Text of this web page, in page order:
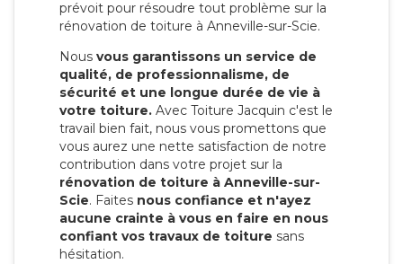
prévoit pour résoudre tout problème sur la
rénovation de toiture à Anneville-sur-Scie.
Nous vous garantissons un service de
qualité, de professionnalisme, de
sécurité et une longue durée de vie à
votre toiture. Avec Toiture Jacquin c'est le
travail bien fait, nous vous promettons que
vous aurez une nette satisfaction de notre
contribution dans votre projet sur la
rénovation de toiture à Anneville-sur-
Scie. Faites nous confiance et n'ayez
aucune crainte à vous en faire en nous
confiant vos travaux de toiture sans
hésitation.